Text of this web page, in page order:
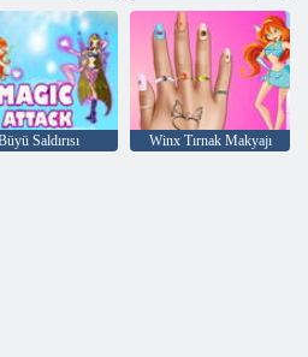
Saldırısı Winx Tırnak Makyajı